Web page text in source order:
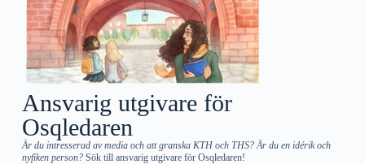
Ansvarig utgivare för
Osqledaren
Är du intresserad av media och att granska KTH och THS? Är du en idérik och
nyfiken person?Sök till ansvarig utgivare för Osqledaren!